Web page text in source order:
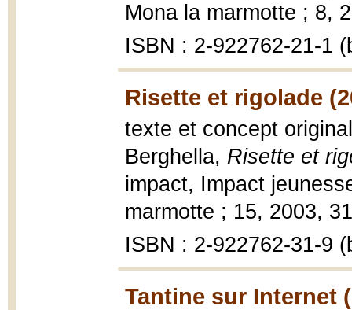
Mona la marmotte ; 8,
ISBN : 2-922762-21-1
Risette et rigolade
texte et concept
Berghella, Risette et
impact, Impact
marmotte ; 15, 2003,
ISBN : 2-922762-31-9
Tantine sur Internet